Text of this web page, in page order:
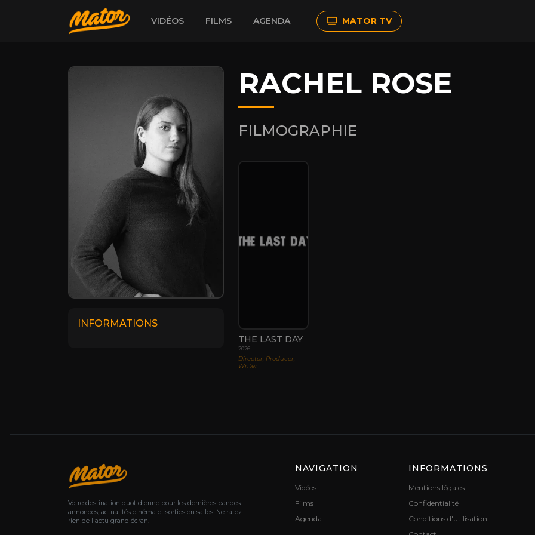
VIDÉOS FILMS AGENDA MATOR TV
INFORMATIONS
RACHEL ROSE
FILMOGRAPHIE
THE LAST DAY
2026
Director, Producer,
Writer
Votre destination quotidienne pour les dernières bandes-
annonces, actualités cinéma et sorties en salles. Ne ratez
rien de l'actu grand écran.
NAVIGATION
Vidéos
Films
Agenda
INFORMATIONS
Mentions légales
Confidentialité
Conditions d'utilisation